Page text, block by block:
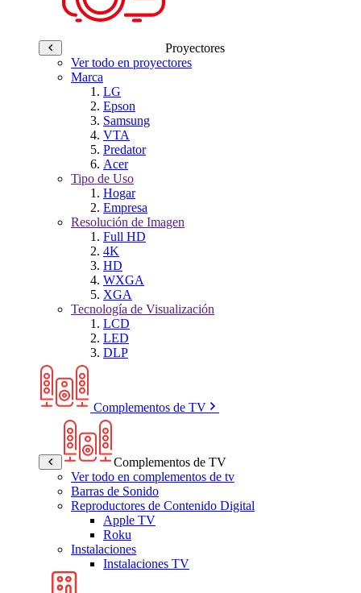
Proyectores
Ver todo en proyectores
Marca
LG
Epson
Samsung
VTA
Predator
Acer
Tipo de Uso
Hogar
Empresa
Resolución de Imagen
Full HD
4K
HD
WXGA
XGA
Tecnología de Visualización
LCD
LED
DLP
Complementos de TV
Complementos de TV
Ver todo en complementos de tv
Barras de Sonido
Reproductores de Contenido Digital
Apple TV
Roku
Instalaciones
Instalaciones TV